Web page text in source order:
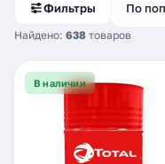
Фильтры
Найдено: 638 товаров
По
В наличии